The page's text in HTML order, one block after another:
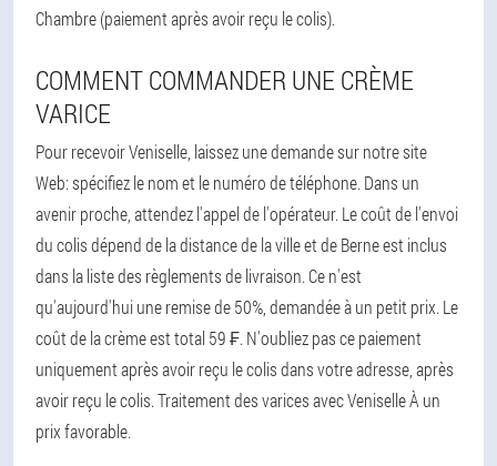
Chambre (paiement après avoir reçu le colis).
COMMENT COMMANDER UNE CRÈME
VARICE
Pour recevoir Veniselle, laissez une demande sur notre site
Web: spécifiez le nom et le numéro de téléphone. Dans un
avenir proche, attendez l'appel de l'opérateur. Le coût de l'envoi
du colis dépend de la distance de la ville et de Berne est inclus
dans la liste des règlements de livraison. Ce n'est
qu'aujourd'hui une remise de 50%, demandée à un petit prix. Le
coût de la crème est total 59 ₣. N'oubliez pas ce paiement
uniquement après avoir reçu le colis dans votre adresse, après
avoir reçu le colis. Traitement des varices avec Veniselle À un
prix favorable.